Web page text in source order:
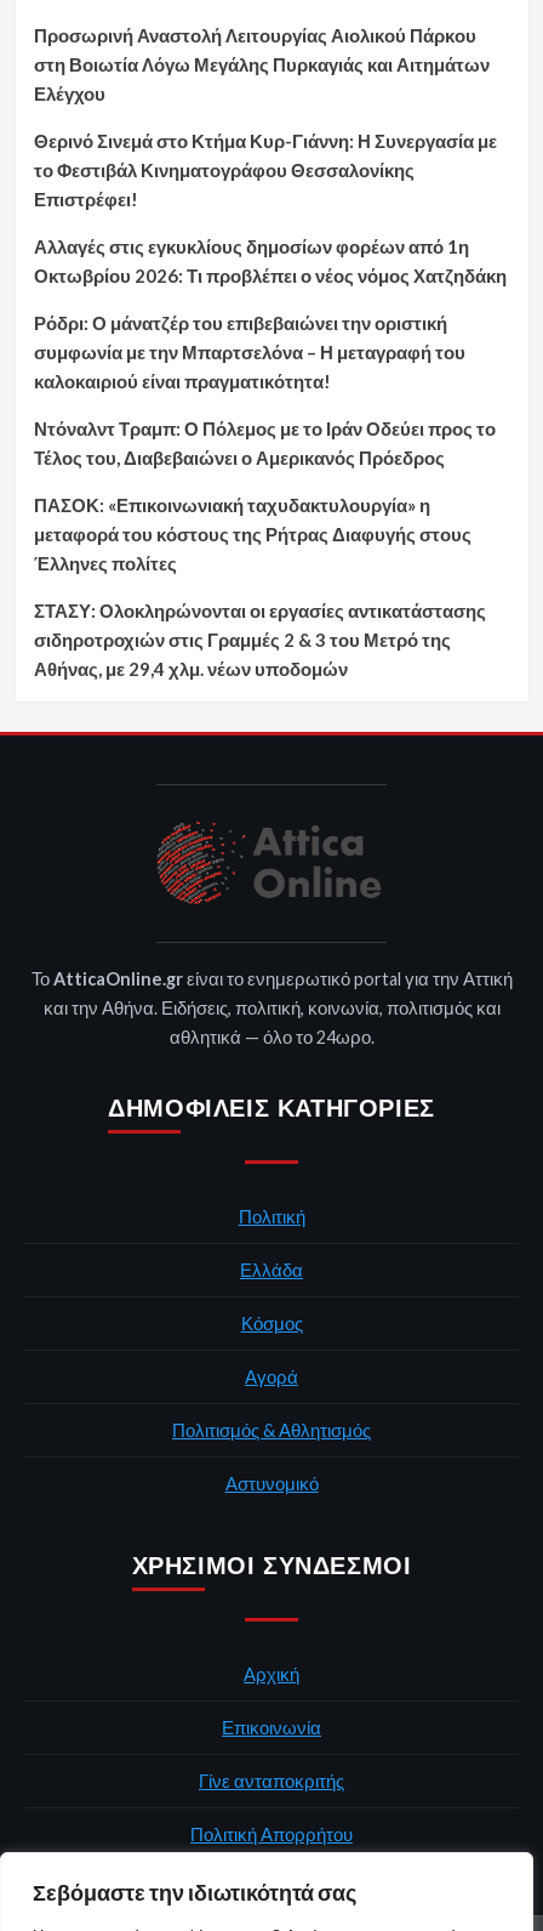
Σεβόμαστε την ιδιωτικότητά σας
Προσωρινή Αναστολή Λειτουργίας Αιολικού Πάρκου
στη Βοιωτία Λόγω Μεγάλης Πυρκαγιάς και Αιτημάτων
Ελέγχου
Θερινό Σινεμά στο Κτήμα Κυρ-Γιάννη: Η Συνεργασία με
το Φεστιβάλ Κινηματογράφου Θεσσαλονίκης
Επιστρέφει!
Αλλαγές στις εγκυκλίους δημοσίων φορέων από 1η
Οκτωβρίου 2026: Τι προβλέπει ο νέος νόμος Χατζηδάκη
Ρόδρι: Ο μάνατζέρ του επιβεβαιώνει την οριστική
συμφωνία με την Μπαρτσελόνα – Η μεταγραφή του
καλοκαιριού είναι πραγματικότητα!
Ντόναλντ Τραμπ: Ο Πόλεμος με το Ιράν Οδεύει προς το
Τέλος του, Διαβεβαιώνει ο Αμερικανός Πρόεδρος
ΠΑΣΟΚ: «Επικοινωνιακή ταχυδακτυλουργία» η
μεταφορά του κόστους της Ρήτρας Διαφυγής στους
Έλληνες πολίτες
ΣΤΑΣΥ: Ολοκληρώνονται οι εργασίες αντικατάστασης
σιδηροτροχιών στις Γραμμές 2 & 3 του Μετρό της
Αθήνας, με 29,4 χλμ. νέων υποδομών
ΤοAtticaOnline.grείναι το ενημερωτικό portal για την Αττική
και την Αθήνα. Ειδήσεις, πολιτική, κοινωνία, πολιτισμός και
αθλητικά — όλο το 24ωρο.
ΔΗΜΟΦΙΛΕΊΣ ΚΑΤΗΓΟΡΊΕΣ
Πολιτική
Ελλάδα
Κόσμος
Αγορά
Πολιτισμός & Αθλητισμός
Αστυνομικό
ΧΡΉΣΙΜΟΙ ΣΎΝΔΕΣΜΟΙ
Αρχική
Επικοινωνία
Γίνε ανταποκριτής
Πολιτική Απορρήτου